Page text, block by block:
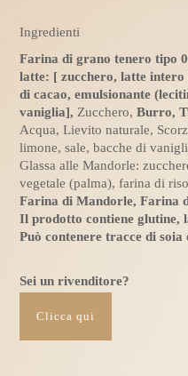
Ingredienti
Farina di grano tenero tipo
latte: [ zucchero, latte
di cacao, emulsionante
vaniglia], Zucchero,Burro,
Acqua, Lievito naturale,
limone, sale, bacche di
Glassa alle Mandorle:
vegetale (palma), farina di
Farina di Mandorle, Farina
Il prodotto contiene glutine,
Può contenere tracce di
Sei un rivenditore?
Clicca qui